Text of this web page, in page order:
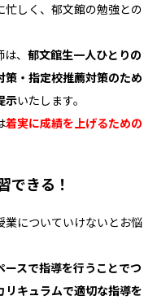
しく、郁文館の勉強との
、 郁文館生一人ひとりの
・指定校推薦対策のため
示いたします。
着実に成績を上げるための
できる！
についていけないとお悩
スで指導を行うことでつ
リキュラムで適切な指導を